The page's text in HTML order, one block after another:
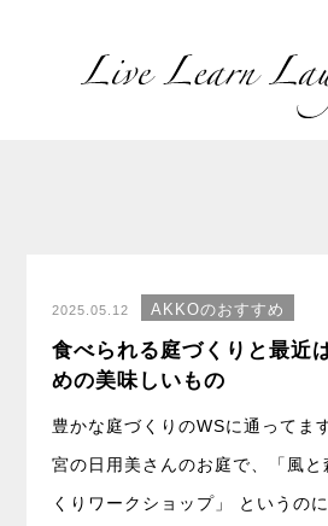
2025.05.12 AKKOのおすすめ
食べられる庭づくりと最近
めの美味しいもの
豊かな庭づくりのWSに通って
宮の日用美さんのお庭で、「風
くりワークショップ」 というの